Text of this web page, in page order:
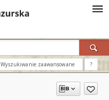
Wyszukiwanie zaawansowane ?